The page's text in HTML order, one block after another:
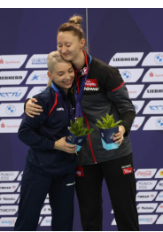
Lageplan
Galerie
Verbände
Downloads